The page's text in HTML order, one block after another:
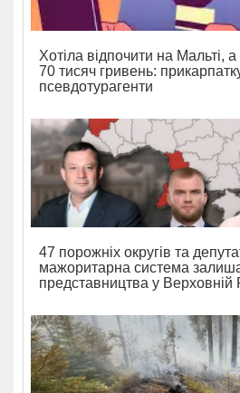
Хотіла відпочити на Мальті,
70 тисяч гривень:
псевдотурагенти
47 порожніх округів та
мажоритарна система
представництва у Верховній